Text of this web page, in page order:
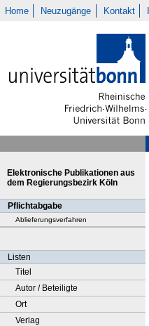
Home Neuzugänge Kontakt
Elektronische Publikationen aus
dem Regierungsbezirk Köln
Pflichtabgabe
Ablieferungsverfahren
Listen
Titel
Autor / Beteiligte
Ort
Verlag